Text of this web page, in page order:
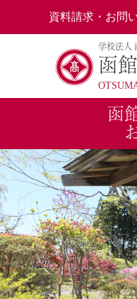
学校法人
函
資料請求・お問
函